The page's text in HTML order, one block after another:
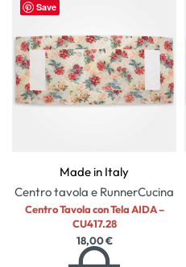
Save
Made in Italy
Centro tavola e RunnerCucina
Centro Tavola con Tela AIDA –
CU417.28
18,00€